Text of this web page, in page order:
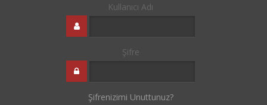
Kullanıcı Adı
Şifre
Şifrenizimi Unuttunuz?